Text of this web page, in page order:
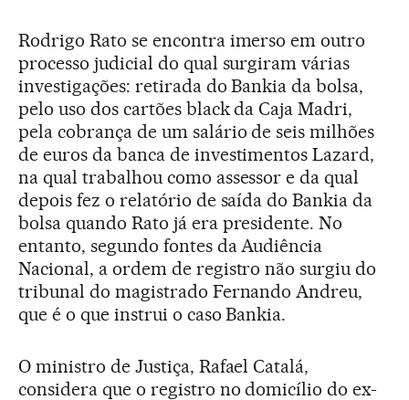
Rodrigo Rato se encontra imerso em outro
processo judicial do qual surgiram várias
investigações: retirada do Bankia da bolsa,
pelo uso dos cartões black da Caja Madri,
pela cobrança de um salário de seis milhões
de euros da banca de investimentos Lazard,
na qual trabalhou como assessor e da qual
depois fez o relatório de saída do Bankia da
bolsa quando Rato já era presidente. No
entanto, segundo fontes da Audiência
Nacional, a ordem de registro não surgiu do
tribunal do magistrado Fernando Andreu,
que é o que instrui o caso Bankia.
O ministro de Justiça, Rafael Catalá,
considera que o registro no domicílio do ex-